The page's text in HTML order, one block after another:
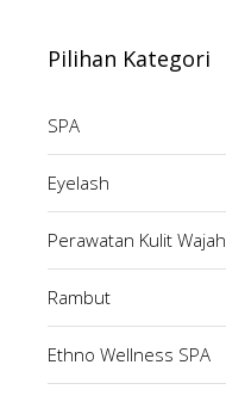
Pilihan Kategori
SPA
Eyelash
Perawatan Kulit Wajah
Rambut
Ethno Wellness SPA